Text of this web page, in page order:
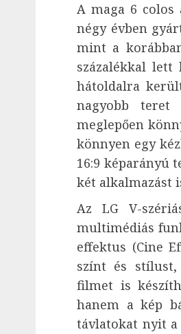
A maga 6 colos
négy évben
mint a
százalékkal lett
hátoldalra
nagyobb teret
meglepően
könnyen egy
16:9 képarányú
két alkalmazást
Az LG V-
multimédiás
effektus (Cine
színt és
filmet is
hanem a kép
távlatokat nyit a